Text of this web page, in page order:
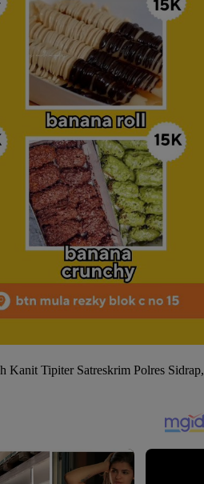
Kanit Tipiter Satreskrim Polres Sidrap,